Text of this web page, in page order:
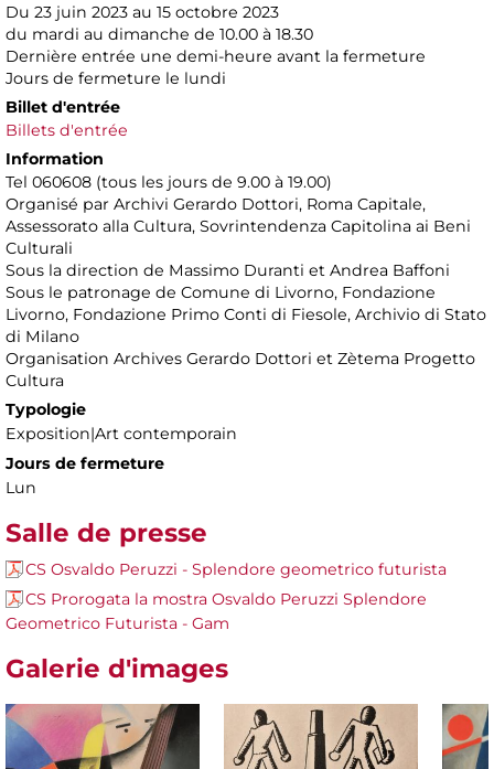
Du 23 juin 2023 au 15 octobre 2023
du mardi au dimanche de 10.00 à 18.30
Dernière entrée une demi-heure avant la fermeture
Jours de fermeture le lundi
Billet d'entrée
Billets d'entrée
Information
Tel 060608 (tous les jours de 9.00 à 19.00)
Organisé par Archivi Gerardo Dottori, Roma Capitale,
Assessorato alla Cultura, Sovrintendenza Capitolina ai Beni
Culturali
Sous la direction de Massimo Duranti et Andrea Baffoni
Sous le patronage de Comune di Livorno, Fondazione
Livorno, Fondazione Primo Conti di Fiesole, Archivio di Stato
di Milano
Organisation Archives Gerardo Dottori et Zètema Progetto
Cultura
Typologie
Exposition|Art contemporain
Jours de fermeture
Lun
Salle de presse
CS Osvaldo Peruzzi - Splendore geometrico futurista
CS Prorogata la mostra Osvaldo Peruzzi Splendore
Geometrico Futurista - Gam
Galerie d'images